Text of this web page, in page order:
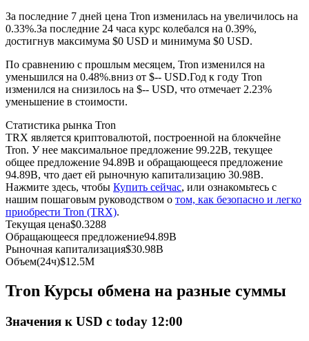
USDC фьючерсы
обеспечения
Копирование торговли
Присоединяйтесь к лучшим трейдерам
За последние 7 дней цена Tron изменилась на увеличилось на
0.33%.За последние 24 часа курс колебался на 0.39%,
достигнув максимума $0 USD и минимума $0 USD.
По сравнению с прошлым месяцем, Tron изменился на
уменьшился на 0.48%.вниз от $-- USD.Год к году Tron
изменился на снизилось на $-- USD, что отмечает 2.23%
уменьшение в стоимости.
Статистика рынка Tron
TRX является криптовалютой, построенной на блокчейне
Tron. У нее максимальное предложение 99.22B, текущее
общее предложение 94.89B и обращающееся предложение
94.89B, что дает ей рыночную капитализацию 30.98B.
Нажмите здесь, чтобы Купить сейчас, или ознакомьтесь с
нашим пошаговым руководством о том, как безопасно и легко
приобрести Tron (TRX).
Текущая цена$0.3288
Обращающееся предложение94.89B
Рыночная капитализация$30.98B
Объем(24ч)$12.5M
Tron Курсы обмена на разные суммы
Значения к USD с today 12:00